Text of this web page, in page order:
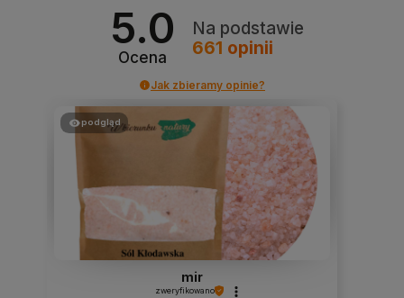
5.0
Ocena
Na podstawie
661 opinii
Jak zbieramy opinie?
podgląd
mir
zweryfikowano